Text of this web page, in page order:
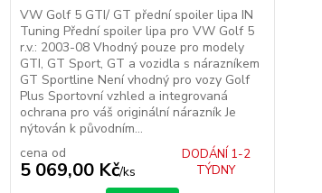
VW Golf 5 GTI/ GT přední spoiler lipa IN
Tuning Přední spoiler lipa pro VW Golf 5
r.v.: 2003-08 Vhodný pouze pro modely
GTI, GT Sport, GT a vozidla s nárazníkem
GT Sportline Není vhodný pro vozy Golf
Plus Sportovní vzhled a integrovaná
ochrana pro váš originální nárazník Je
nýtován k původním...
cena od
5 069,00 Kč/ks
DODÁNÍ 1-2
TÝDNY